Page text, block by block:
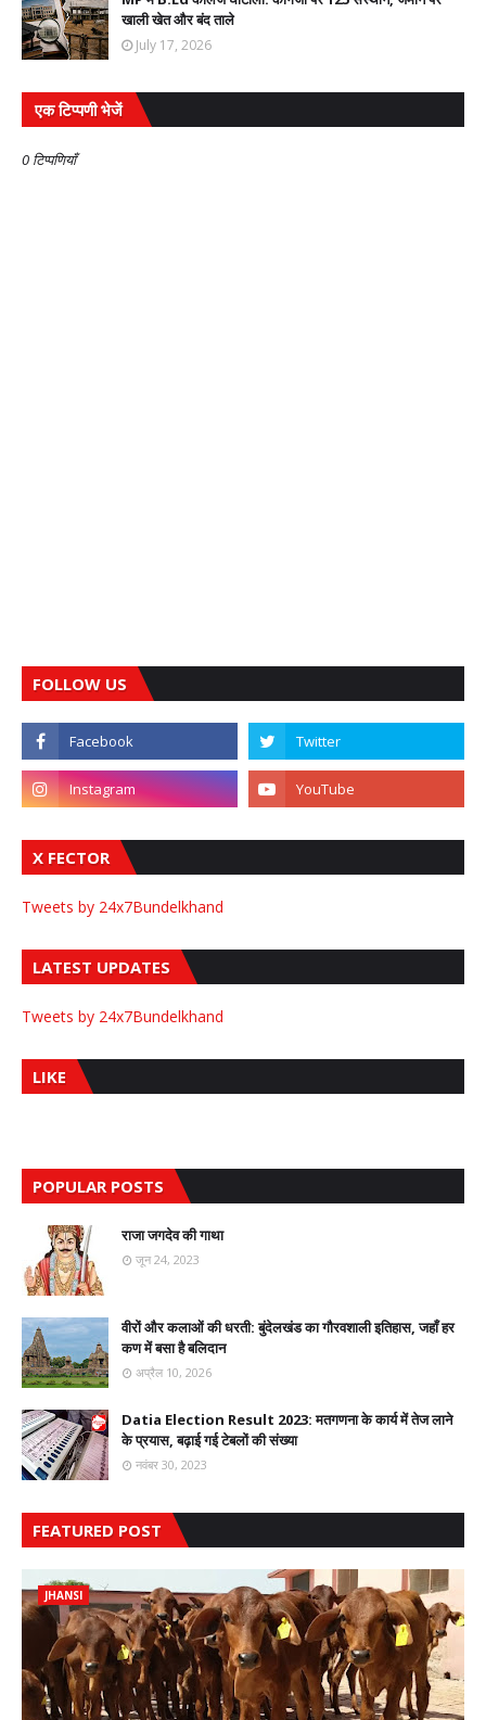
खाली खेत और बंद ताले
July 17, 2026
एक टिप्पणी भेजें
0 टिप्पणियाँ
FOLLOW US
X FECTOR
Tweets by 24x7Bundelkhand
LATEST UPDATES
Tweets by 24x7Bundelkhand
LIKE
POPULAR POSTS
राजा जगदेव की गाथा
जून 24, 2023
वीरों और कलाओं की धरती: बुंदेलखंड का गौरवशाली इतिहास, जहाँ हर
कण में बसा है बलिदान
अप्रैल 10, 2026
Datia Election Result 2023: मतगणना के कार्य में तेज लाने
के प्रयास, बढ़ाई गई टेबलों की संख्या
नवंबर 30, 2023
FEATURED POST
JHANSI